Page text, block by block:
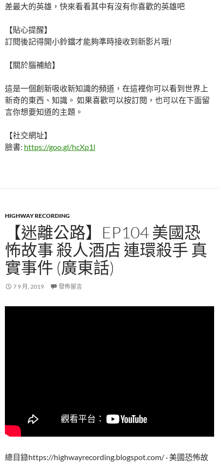
差最大的英雄，快來看看其中有沒有你喜歡的英雄吧
【貼心提醒】
訂閱後記得開小鈴鐺才能夠準時接收到新影片哦!
【關於腦補給】
這是一個創新吸收新知識的頻道，在這裡你可以看到世界上
新奇的東西、知識。 如果喜歡可以按訂閱，也可以在下面留
言你想要知道的主題。
【社交網址】
臉書: https://goo.gl/hcXp1l
HIGHWAY RECORDING
【迷離公路】EP104 美國恐
怖故事 殺人酒店 連環殺手 真
實事件 (廣東話)
7 9 月, 2019 發佈留言
總目錄https://highwayrecording.blogspot.com/ · 美國恐怖故